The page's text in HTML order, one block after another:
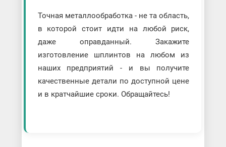
Точная металлообработка - не та область,
в которой стоит идти на любой риск,
даже оправданный. Закажите
изготовление шплинтов на любом из
наших предприятий - и вы получите
качественные детали по доступной цене
и в кратчайшие сроки. Обращайтесь!